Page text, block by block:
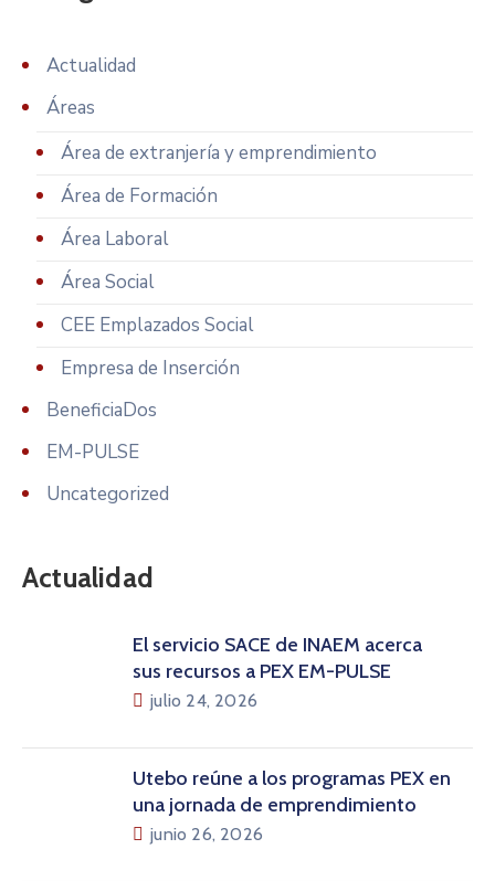
Actualidad
Áreas
Área de extranjería y emprendimiento
Área de Formación
Área Laboral
Área Social
CEE Emplazados Social
Empresa de Inserción
BeneficiaDos
EM-PULSE
Uncategorized
Actualidad
El servicio SACE de INAEM acerca
sus recursos a PEX EM-PULSE
julio 24, 2026
Utebo reúne a los programas PEX en
una jornada de emprendimiento
junio 26, 2026